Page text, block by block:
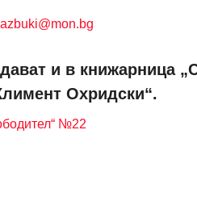
azbuki@mon.bg
и в книжарница
Охридски“.
№22